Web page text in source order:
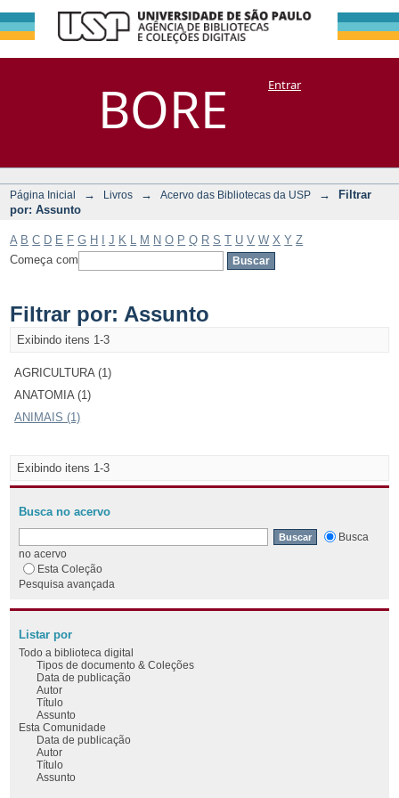
BORE
Filtrar por:
Assunto
DSpace/Manakin + CoriscoEntrar
Página Inicial → Livros → Acervo das Bibliotecas da USP →
Filtrar
por: Assunto
A B C D E F G H J K M N O P Q R S T U V W X Y Z
Começa com
Filtrar por: Assunto
Exibindo itens 1-3
AGRICULTURA (1)
ANATOMIA (1)
ANIMAIS (1)
Exibindo itens 1-3
Busca no acervo
Busca
no acervo
Esta Coleção
Pesquisa avançada
Listar por
Todo a biblioteca digital
Tipos de documento & Coleções
Data de publicação
Autor
Título
Assunto
Esta Comunidade
Data de publicação
Autor
Título
Assunto